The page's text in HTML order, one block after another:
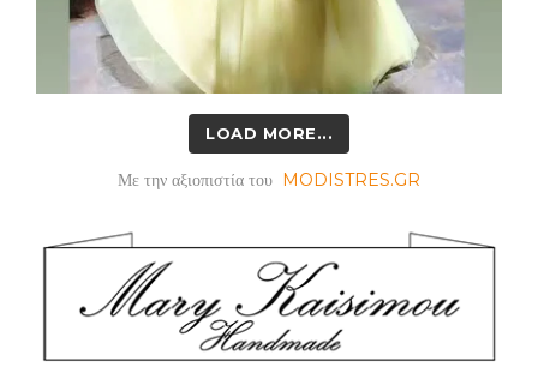
LOAD MORE...
Με την αξιοπιστία του MODISTRES.GR